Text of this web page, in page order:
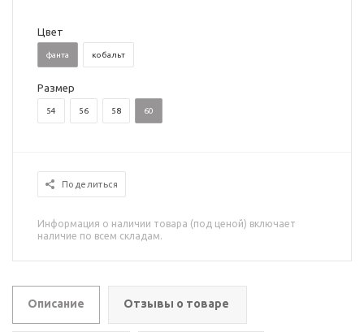
Цвет
фанта кобальт
Размер
54 56 58 60
Поделиться
Информация о наличии товара (под ценой) включает
наличие по всем складам.
Описание Отзывы о товаре